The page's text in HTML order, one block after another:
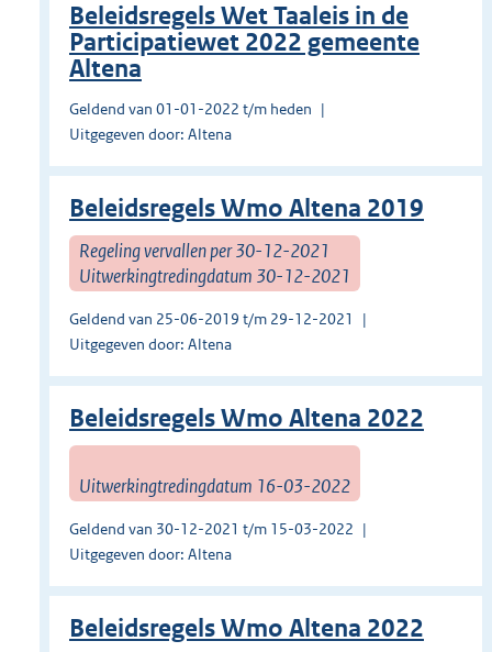
Beleidsregels Wet Taaleis in de
Participatiewet 2022 gemeente
Altena
Geldend van 01-01-2022 t/m heden
Uitgegeven door: Altena
Beleidsregels Wmo Altena 2019
Regeling vervallen per 30-12-2021
Uitwerkingtredingdatum 30-12-2021
Geldend van 25-06-2019 t/m 29-12-2021
Uitgegeven door: Altena
Beleidsregels Wmo Altena 2022
Uitwerkingtredingdatum 16-03-2022
Geldend van 30-12-2021 t/m 15-03-2022
Uitgegeven door: Altena
Beleidsregels Wmo Altena 2022